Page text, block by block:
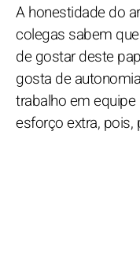
A honestidade do
colegas sabem
de gostar deste
gosta de
trabalho em
esforço extra, pois,